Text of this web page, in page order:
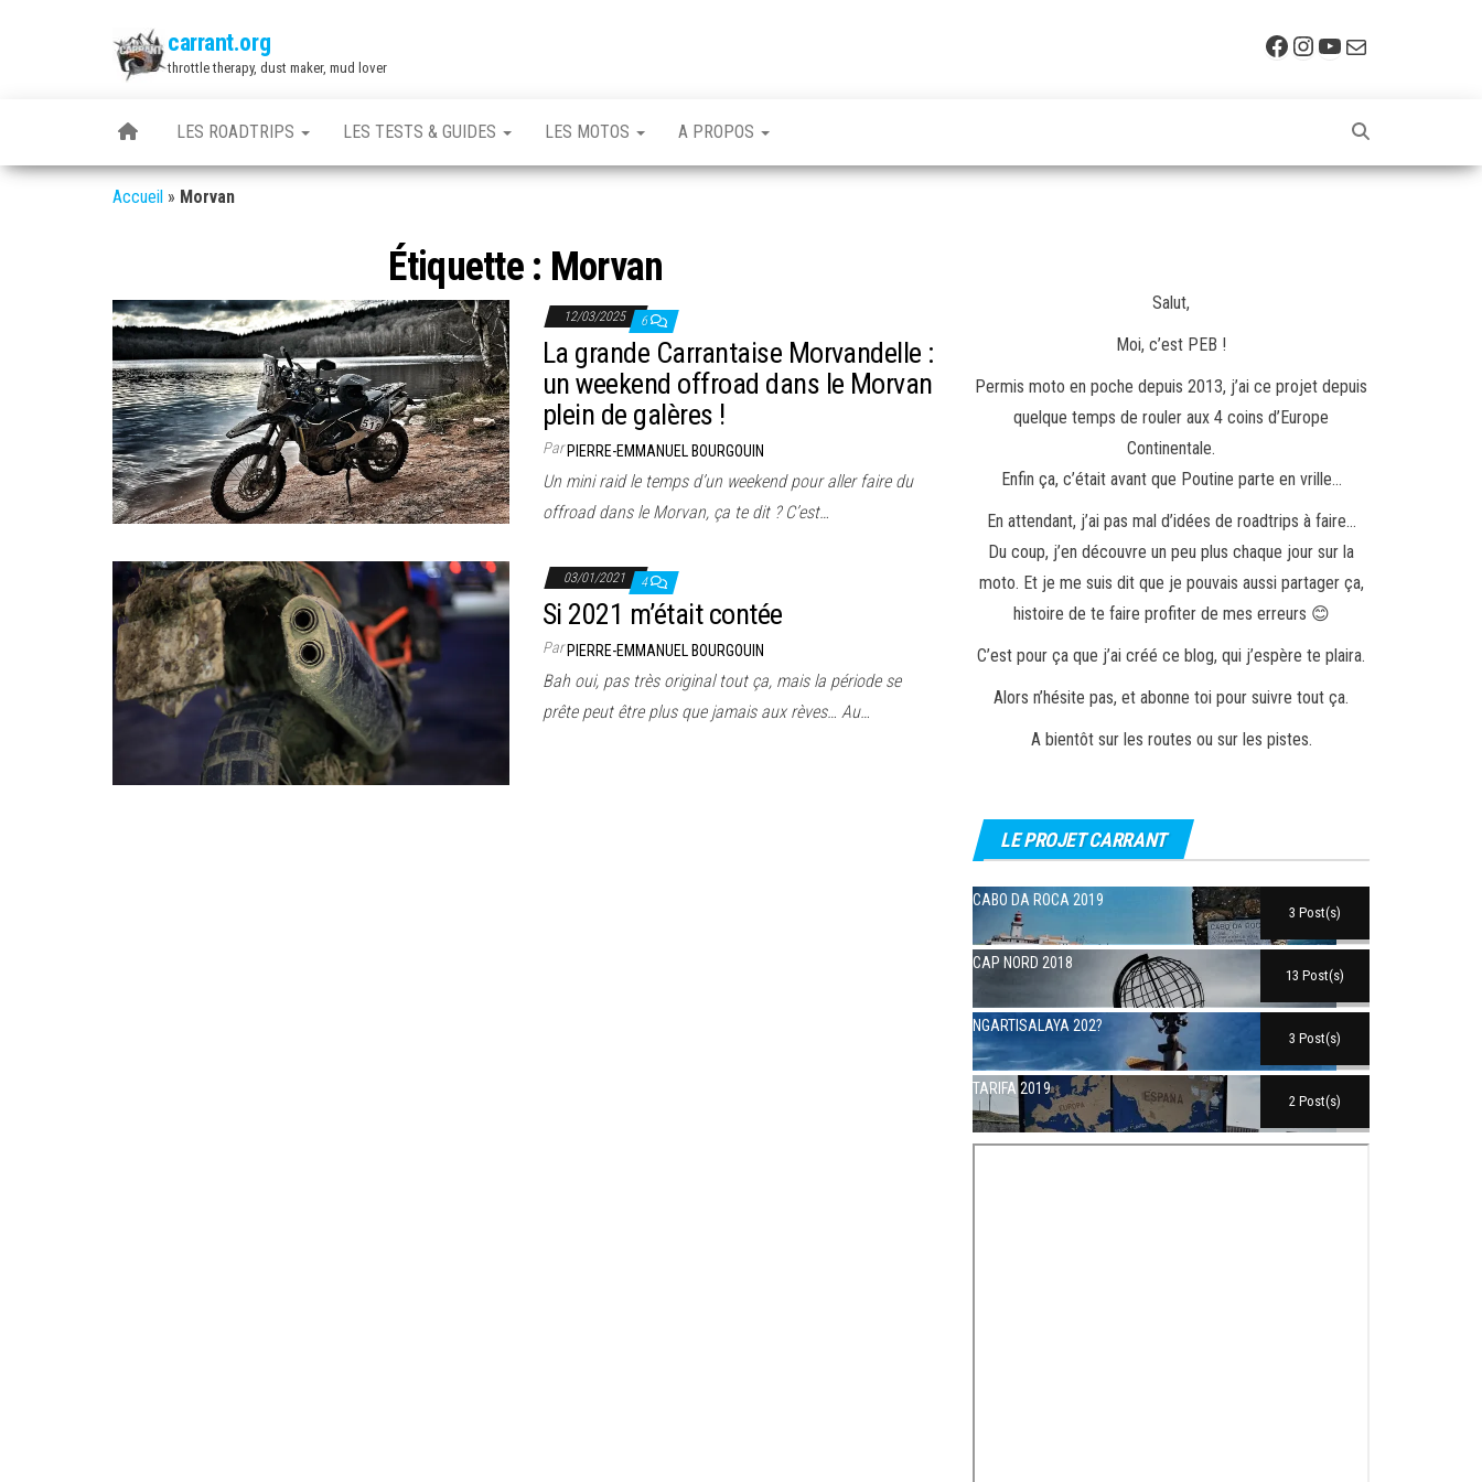
carrant.org
throttle therapy, dust maker, mud lover
Facebook
Instagram
YouTube
E-mail
LES ROADTRIPS LES TESTS & GUIDES LES MOTOS A PROPOS
Accueil » Morvan
Étiquette : Morvan
12/03/2025 6
La grande Carrantaise Morvandelle :
un weekend offroad dans le Morvan
plein de galères !
ParPIERRE-EMMANUEL BOURGOUIN
Un mini raid le temps d’un weekend pour aller faire du
offroad dans le Morvan, ça te dit ? C’est…
03/01/2021 4
Si 2021 m’était contée
ParPIERRE-EMMANUEL BOURGOUIN
Bah oui, pas très original tout ça, mais la période se
prête peut être plus que jamais aux rèves… Au…
Salut,
Moi, c’est PEB !
Permis moto en poche depuis 2013, j’ai ce projet depuis
quelque temps de rouler aux 4 coins d’Europe
Continentale.
Enfin ça, c’était avant que Poutine parte en vrille…
En attendant, j’ai pas mal d’idées de roadtrips à faire…
Du coup, j’en découvre un peu plus chaque jour sur la
moto. Et je me suis dit que je pouvais aussi partager ça,
histoire de te faire profiter de mes erreurs 😊
C’est pour ça que j’ai créé ce blog, qui j’espère te plaira.
Alors n’hésite pas, et abonne toi pour suivre tout ça.
A bientôt sur les routes ou sur les pistes.
LE PROJET CARRANT
CABO DA ROCA 2019
3 Post(s)
CAP NORD 2018
13 Post(s)
NGARTISALAYA 202?
3 Post(s)
TARIFA 2019
2 Post(s)